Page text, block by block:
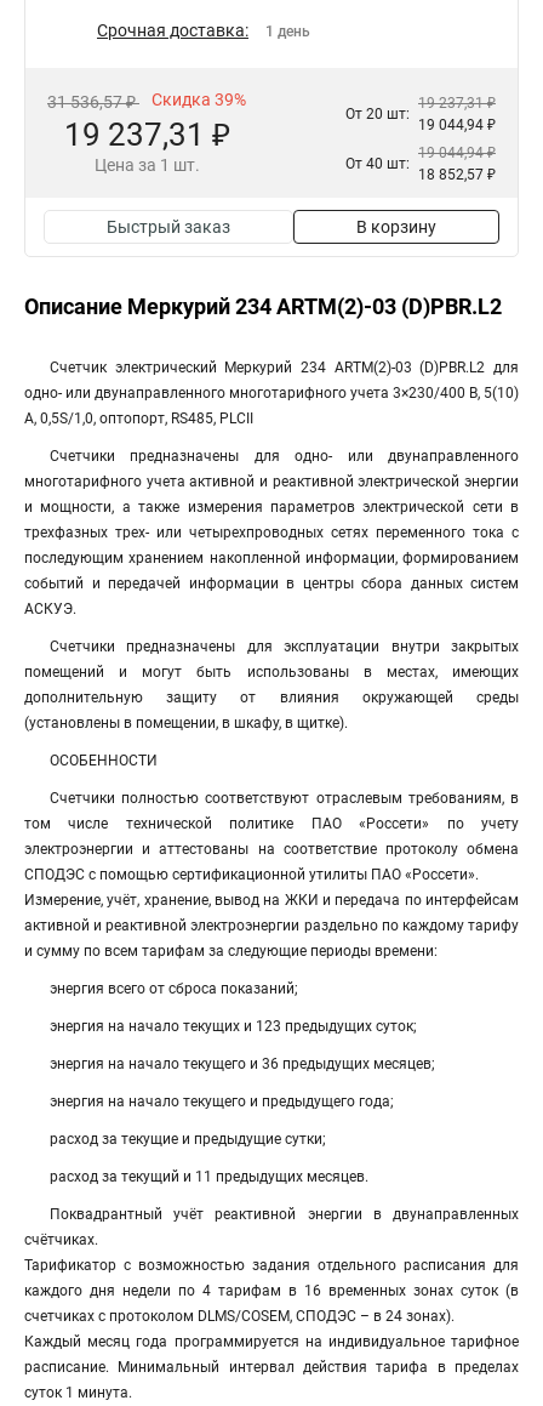
Срочная доставка: 1 день
31 536,57 ₽ Скидка 39%
19 237,31 ₽
Цена за 1 шт.
От 20 шт:
19 237,31 ₽
19 044,94 ₽
От 40 шт:
19 044,94 ₽
18 852,57 ₽
Быстрый заказ В корзину
Описание Mеркурий 234 ARTM(2)-03 (D)PBR.L2
Счетчик электрический Mеркурий 234 ARTM(2)-03 (D)PBR.L2 для
одно- или двунаправленного многотарифного учета 3×230/400 В, 5(10)
А, 0,5S/1,0, оптопорт, RS485, PLСII
Счетчики предназначены для одно- или двунаправленного
многотарифного учета активной и реактивной электрической энергии
и мощности, а также измерения параметров электрической сети в
трехфазных трех- или четырехпроводных сетях переменного тока с
последующим хранением накопленной информации, формированием
событий и передачей информации в центры сбора данных систем
АСКУЭ.
Счетчики предназначены для эксплуатации внутри закрытых
помещений и могут быть использованы в местах, имеющих
дополнительную защиту от влияния окружающей среды
(установлены в помещении, в шкафу, в щитке).
ОСОБЕННОСТИ
Счетчики полностью соответствуют отраслевым требованиям, в
том числе технической политике ПАО «Россети» по учету
электроэнергии и аттестованы на соответствие протоколу обмена
СПОДЭС с помощью сертификационной утилиты ПАО «Россети».
Измерение, учёт, хранение, вывод на ЖКИ и передача по интерфейсам
активной и реактивной электроэнергии раздельно по каждому тарифу
и сумму по всем тарифам за следующие периоды времени:
энергия всего от сброса показаний;
энергия на начало текущих и 123 предыдущих суток;
энергия на начало текущего и 36 предыдущих месяцев;
энергия на начало текущего и предыдущего года;
расход за текущие и предыдущие сутки;
расход за текущий и 11 предыдущих месяцев.
Поквадрантный учёт реактивной энергии в двунаправленных
счётчиках.
Тарификатор с возможностью задания отдельного расписания для
каждого дня недели по 4 тарифам в 16 временных зонах суток (в
счетчиках с протоколом DLMS/COSEM, СПОДЭС – в 24 зонах).
Каждый месяц года программируется на индивидуальное тарифное
расписание. Минимальный интервал действия тарифа в пределах
суток 1 минута.